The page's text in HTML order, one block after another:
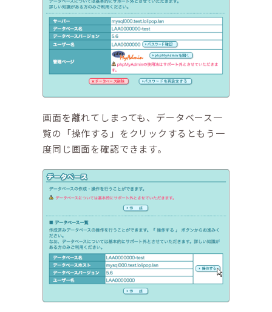
画面を離れてしまっても、データベース一
覧の「操作する」をクリックするともう一
度同じ画面を確認できます。